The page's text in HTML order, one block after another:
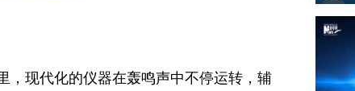
现代化的仪器在轰鸣声中不停运转，辅